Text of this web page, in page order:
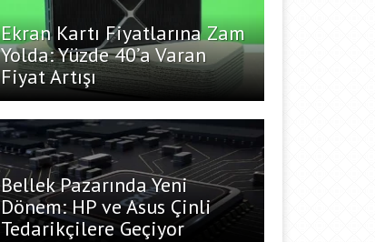
Ekran Kartı Fiyatlarına Zam
Yolda: Yüzde 40’a Varan
Fiyat Artışı
Bellek Pazarında Yeni
Dönem: HP ve Asus Çinli
Tedarikçilere Geçiyor